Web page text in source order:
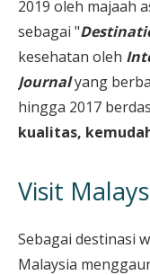
2019 oleh majaah
sebagai "
kesehatan oleh
Journalyang
hingga 2017
kualitas,
Visit
Sebagai destinasi
Malaysia